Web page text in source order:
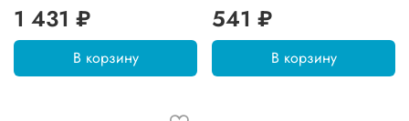
1 431 ₽
В корзину
541 ₽
В корзину